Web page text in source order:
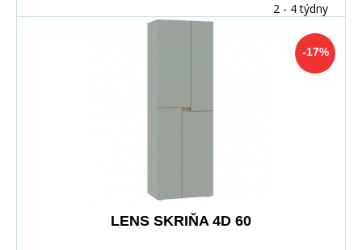
2 - 4 týdny
-17%
LENS SKRIŇA 4D 60